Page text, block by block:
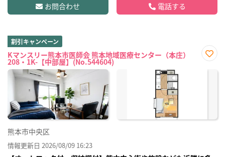
お問合わせ 電話する
割引キャンペーン
Kマンスリー熊本市医師会 熊本地域医療センター（本庄）
208・1K-【中部屋】(No.544604)
に入
熊本市中央区
情報更新日 2026/08/09 16:23